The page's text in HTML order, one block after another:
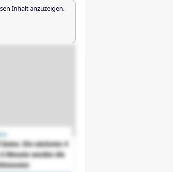
Inhalt anzuzeigen.